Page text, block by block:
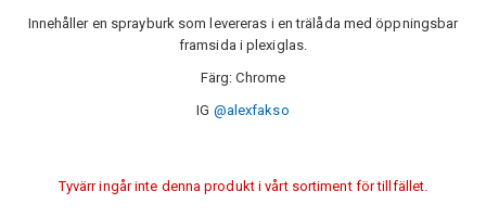
Innehåller en sprayburk som levereras i en trälåda med öppningsbar
framsida i plexiglas.
Färg: Chrome
IG @alexfakso
Tyvärr ingår inte denna produkt i vårt sortiment för tillfället.